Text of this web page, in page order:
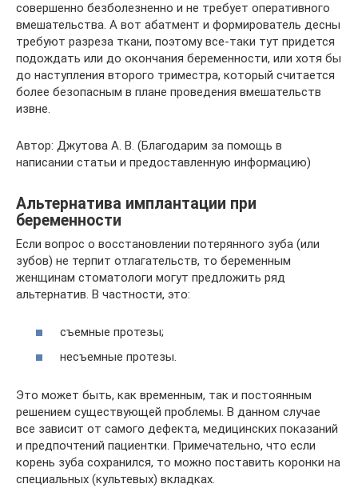
совершенно безболезненно и не требует оперативного
вмешательства. А вот абатмент и формирователь десны
требуют разреза ткани, поэтому все-таки тут придется
подождать или до окончания беременности, или хотя бы
до наступления второго триместра, который считается
более безопасным в плане проведения вмешательств
извне.
Автор: Джутова А. В. (Благодарим за помощь в
написании статьи и предоставленную информацию)
Альтернатива имплантации при
беременности
Если вопрос о восстановлении потерянного зуба (или
зубов) не терпит отлагательств, то беременным
женщинам стоматологи могут предложить ряд
альтернатив. В частности, это:
съемные протезы;
несъемные протезы.
Это может быть, как временным, так и постоянным
решением существующей проблемы. В данном случае
все зависит от самого дефекта, медицинских показаний
и предпочтений пациентки. Примечательно, что если
корень зуба сохранился, то можно поставить коронки на
специальных (культевых) вкладках.